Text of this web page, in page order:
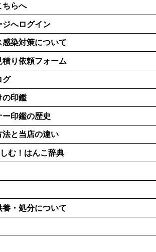
ちらへ
ジへログイン
感染対策について
り依頼フォーム
グ
の印鑑
ー印鑑の歴史
と当店の違い
む！はんこ辞典
・処分について